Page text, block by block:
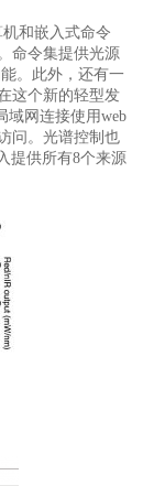
和嵌入式命令
命令集提供光源
。 此外，还有一
这个新的轻型发
域网连接使用web
问。 光谱控制也
提供所有8个来源